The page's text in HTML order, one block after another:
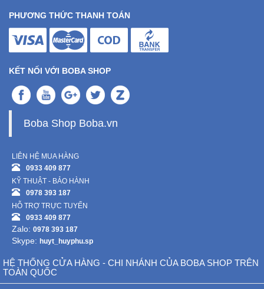
PHƯƠNG THỨC THANH TOÁN
KẾT NỐI VỚI BOBA SHOP
Boba Shop Boba.vn
LIÊN HỆ MUA HÀNG
0933 409 877
KỸ THUẬT - BẢO HÀNH
0978 393 187
HỖ TRỢ TRỰC TUYẾN
0933 409 877
Zalo: 0978 393 187
Skype: huyt_huyphu.sp
HỆ THỐNG CỬA HÀNG - CHI NHÁNH CỦA BOBA SHOP TRÊN
TOÀN QUỐC